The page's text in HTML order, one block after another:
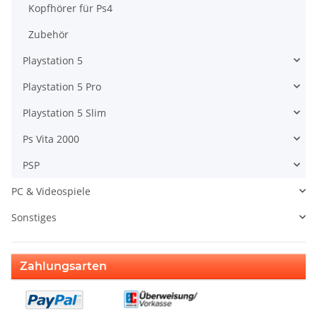
Kopfhörer für Ps4
Zubehör
Playstation 5
Playstation 5 Pro
Playstation 5 Slim
Ps Vita 2000
PSP
PC & Videospiele
Sonstiges
Zahlungsarten